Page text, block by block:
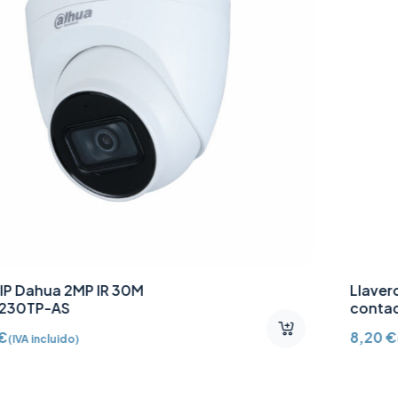
Llavero de acceso sin
contacto Mifare DESFire
8,20€(IVA incluido)